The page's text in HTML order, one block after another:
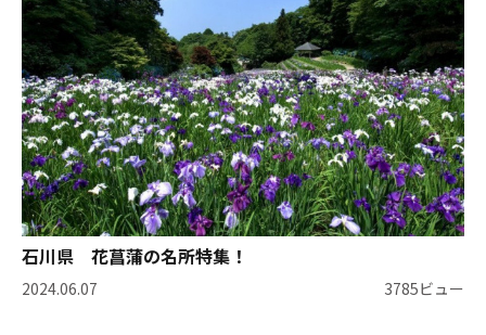
石川県 花菖蒲の名所特集！
2024.06.07 3785ビュー